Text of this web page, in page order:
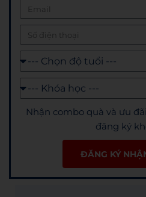
Nhận combo quà và ưu
đăng ký
ĐĂNG KÝ